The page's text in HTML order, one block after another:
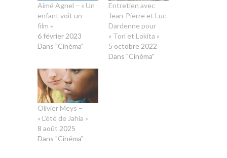
Aimé Agnel – « Un
enfant voit un
film »
6 février 2023
Dans "Cinéma"
Entretien avec
Jean-Pierre et Luc
Dardenne pour
« Tori et Lokita »
5 octobre 2022
Dans "Cinéma"
Olivier Meys –
« L’été de Jahia »
8 août 2025
Dans "Cinéma"